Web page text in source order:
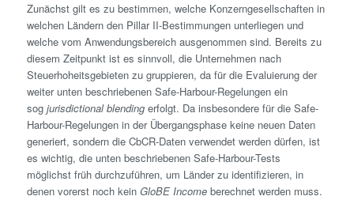
Zunächst gilt es zu bestimmen, welche Konzern­gesellschaften in
welchen Ländern den Pillar II-Bestimmungen unterliegen und
welche vom Anwendungsbereich ausgenommen sind. Bereits zu
diesem Zeitpunkt ist es sinnvoll, die Unternehmen nach
Steuerhoheitsgebieten zu gruppieren, da für die Evaluierung der
weiter unten beschriebenen Safe-Harbour-Regelungen ein
sog jurisdictional blendingerfolgt. Da insbesondere für die Safe-
Harbour-Regelungen in der Übergangsphase keine neuen Daten
generiert, sondern die CbCR-Daten verwendet werden dürfen, ist
es wichtig, die unten beschriebenen Safe-Harbour-Tests
möglichst früh durchzuführen, um Länder zu identifizieren, in
denen vorerst noch kein GloBE Incomeberechnet werden muss.